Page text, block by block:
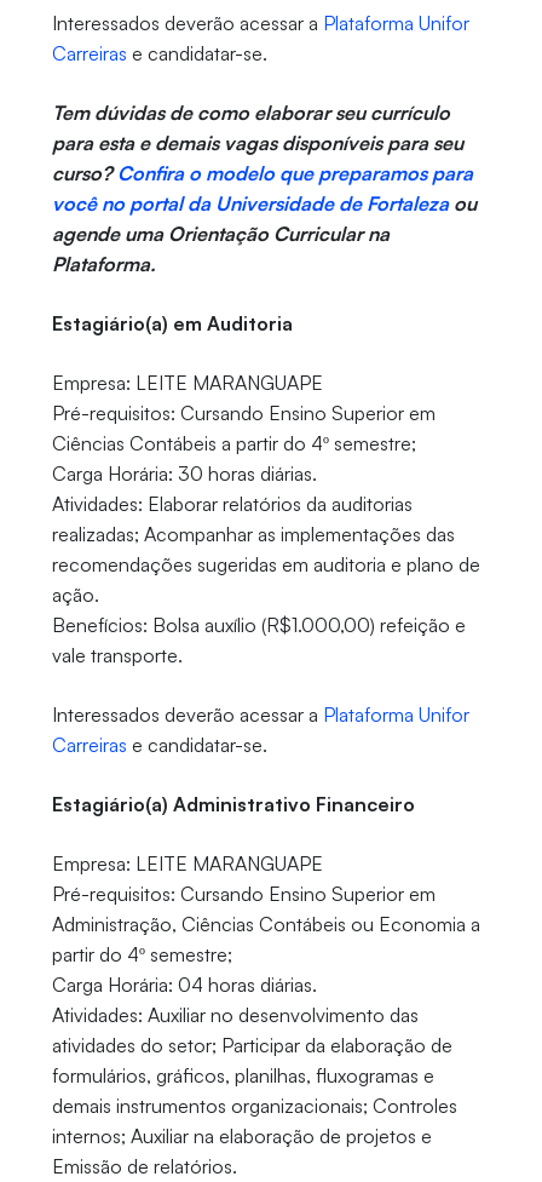
Interessados deverão acessar a Plataforma Unifor
Carreiras e candidatar-se.
Tem dúvidas de como elaborar seu currículo
para esta e demais vagas disponíveis para seu
curso?Confira o modelo que preparamos para
você no portal da Universidade de Fortalezaou
agende uma Orientação Curricular na
Plataforma.
Estagiário(a) em Auditoria
Empresa: LEITE MARANGUAPE
Pré-requisitos: Cursando Ensino Superior em
Ciências Contábeis a partir do 4º semestre;
Carga Horária: 30 horas diárias.
Atividades: Elaborar relatórios da auditorias
realizadas; Acompanhar as implementações das
recomendações sugeridas em auditoria e plano de
ação.
Benefícios: Bolsa auxílio (R$1.000,00) refeição e
vale transporte.
Interessados deverão acessar a Plataforma Unifor
Carreiras e candidatar-se.
Estagiário(a) Administrativo Financeiro
Empresa: LEITE MARANGUAPE
Pré-requisitos: Cursando Ensino Superior em
Administração, Ciências Contábeis ou Economia a
partir do 4º semestre;
Carga Horária: 04 horas diárias.
Atividades: Auxiliar no desenvolvimento das
atividades do setor; Participar da elaboração de
formulários, gráficos, planilhas, fluxogramas e
demais instrumentos organizacionais; Controles
internos; Auxiliar na elaboração de projetos e
Emissão de relatórios.